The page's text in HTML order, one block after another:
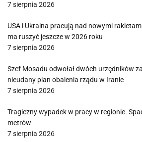
7 sierpnia 2026
USA i Ukraina pracują nad nowymi
ma ruszyć jeszcze w 2026 roku
7 sierpnia 2026
Szef Mosadu odwołał dwóch urzędników
nieudany plan obalenia rządu w Iranie
7 sierpnia 2026
Tragiczny wypadek w pracy w regionie.
metrów
7 sierpnia 2026